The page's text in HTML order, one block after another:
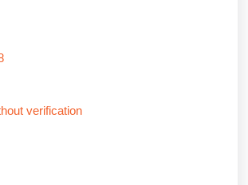
verification